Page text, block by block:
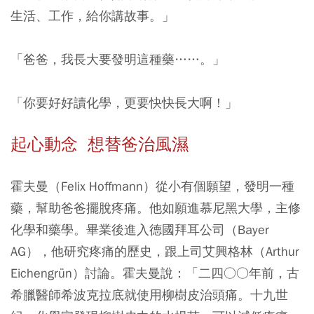
生活、工作，給你講故事。」
「爸爸，我長大要發明這種藥……。」
「你要好好讀化學，更要快快長大啊！」
起心動念 想替爸治風濕
霍夫曼（Felix Hoffmann）從小有個願望，發明一種
藥，幫助爸爸擺脫疼痛。他如願進慕尼黑大學，主修
化學和藥學。畢業後進入德國拜耳公司（Bayer
AG），他研究疼痛的歷史，跟上司艾興格林（Arthur
Eichengrün）討論。霍夫曼說：「二四○○年前，古
希臘醫師希波克拉底就使用柳樹皮治頭痛。十九世